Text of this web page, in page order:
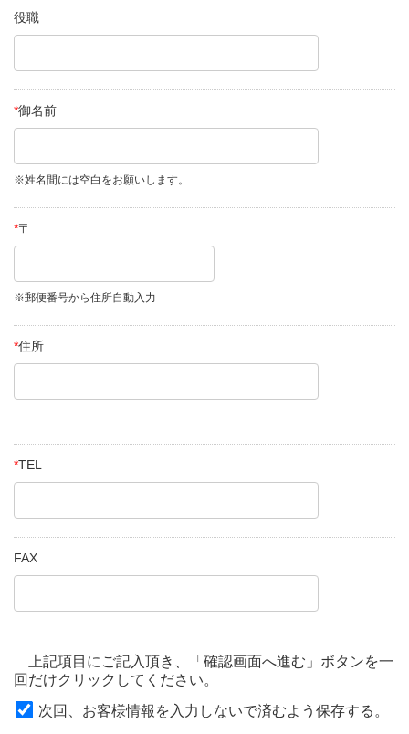
役職
*御名前
※姓名間には空白をお願いします。
*〒
※郵便番号から住所自動入力
*住所
*TEL
FAX
上記項目にご記入頂き、「確認画面へ進む」ボタンを一
回だけクリックしてください。
次回、お客様情報を入力しないで済むよう保存する。